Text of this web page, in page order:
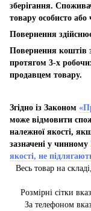
зберігання.
товару особисто або
Повернення
Повернення коштів
протягом 3-х
продавцем товару.
Згідно із Законом
може відмовити
належної якості,
зазначені у чинному
якості, не
Весь товар на
Розмірні сітки
За телефоном